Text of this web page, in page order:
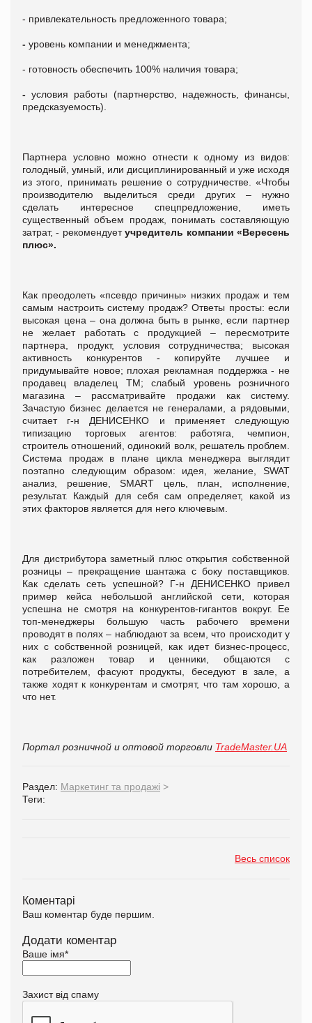
- привлекательность предложенного товара;
- уровень компании и менеджмента;
- готовность обеспечить 100% наличия товара;
- условия работы (партнерство, надежность, финансы,
предсказуемость).
Партнера условно можно отнести к одному из видов:
голодный, умный, или дисциплинированный и уже исходя
из этого, принимать решение о сотрудничестве. «Чтобы
производителю выделиться среди других – нужно
сделать интересное спецпредложение, иметь
существенный объем продаж, понимать составляющую
затрат, - рекомендуетучредитель компании «Вересень
плюс».
Как преодолеть «псевдо причины» низких продаж и тем
самым настроить систему продаж? Ответы просты: если
высокая цена – она должна быть в рынке, если партнер
не желает работать с продукцией – пересмотрите
партнера, продукт, условия сотрудничества; высокая
активность конкурентов - копируйте лучшее и
придумывайте новое; плохая рекламная поддержка - не
продавец владелец ТМ; слабый уровень розничного
магазина – рассматривайте продажи как систему.
Зачастую бизнес делается не генералами, а рядовыми,
считает г-н ДЕНИСЕНКО и применяет следующую
типизацию торговых агентов: работяга, чемпион,
строитель отношений, одинокий волк, решатель проблем.
Система продаж в плане цикла менеджера выглядит
поэтапно следующим образом: идея, желание, SWAT
анализ, решение, SMART цель, план, исполнение,
результат. Каждый для себя сам определяет, какой из
этих факторов является для него ключевым.
Для дистрибутора заметный плюс открытия собственной
розницы – прекращение шантажа с боку поставщиков.
Как сделать сеть успешной? Г-н ДЕНИСЕНКО привел
пример кейса небольшой английской сети, которая
успешна не смотря на конкурентов-гигантов вокруг. Ее
топ-менеджеры большую часть рабочего времени
проводят в полях – наблюдают за всем, что происходит у
них с собственной розницей, как идет бизнес-процесс,
как разложен товар и ценники, общаются с
потребителем, фасуют продукты, беседуют в зале, а
также ходят к конкурентам и смотрят, что там хорошо, а
что нет.
Портал розничной и оптовой торговли TradeMaster.UA
Раздел: Маркетинг та продажі >
Теги:
Весь список
Коментарі
Ваш коментар буде першим.
Додати коментар
Ваше імя*
Захист від спаму